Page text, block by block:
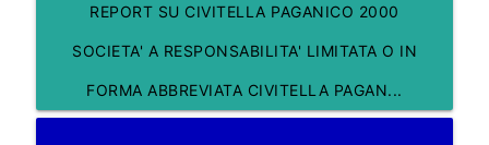
REPORT SU CIVITELLA PAGANICO 2000
SOCIETA' A RESPONSABILITA' LIMITATA O IN
FORMA ABBREVIATA CIVITELLA PAGAN...